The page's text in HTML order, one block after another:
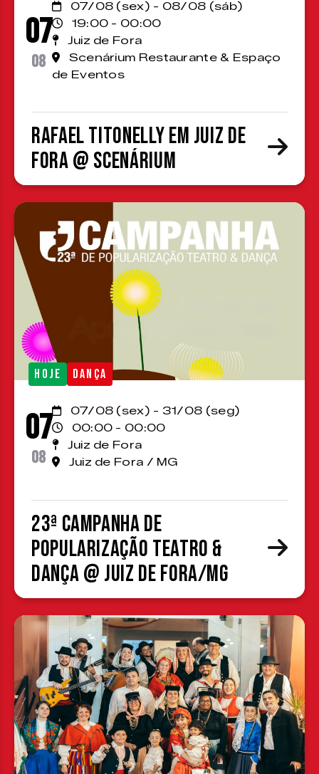
07
08
07/08 (sex) - 08/08 (sáb)
19:00 - 00:00
Juiz de Fora
Scenárium Restaurante & Espaço
de Eventos
Rafael Titonelly em Juiz de
Fora @ Scenárium
HOJE DANÇA
07
08
07/08 (sex) - 31/08 (seg)
00:00 - 00:00
Juiz de Fora
Juiz de Fora / MG
23ª Campanha de
Popularização Teatro &
Dança @ Juiz de Fora/MG